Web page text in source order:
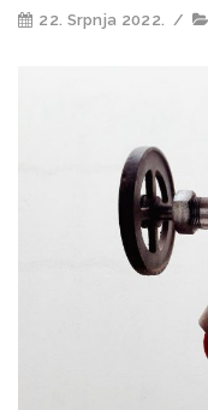
22. Srpnja 2022. /